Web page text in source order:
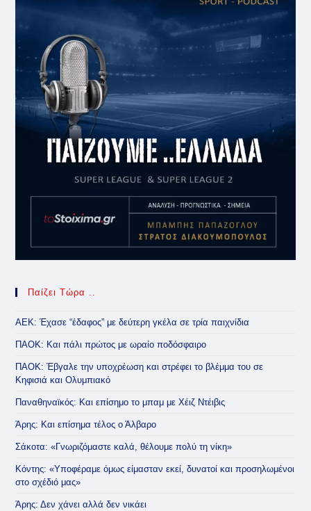
Παίζει Τώρα ..
ΑΕΚ: Έχασε “έδαφος” με δεύτερη γκέλα σε τρία παιχνίδια
ΠΑΟΚ: Και πάλι πρώτος με ωραίο ποδόσφαιρο
ΠΑΟΚ: Έβγαλε την υποχρέωση και στρέφει το βλέμμα του σε
Κηφισιά και Ολυμπιακό
Παναθηναϊκός: Και επίσημο το μπαμ με Χέιζ Ντέιβις
Άρης: Και επίσημα τέλος ο Άλβαρο
Σάκοτα: «Γνωριζόμαστε καλά, θέλουμε πολύ τη νίκη»
Κόντης: «Υποφέραμε όμως είμασταν εκεί, δυνατοί και προσηλωμένοι
στο σχέδιό μας»
Άρης: Δεν χάνει αλλά δεν νικάει